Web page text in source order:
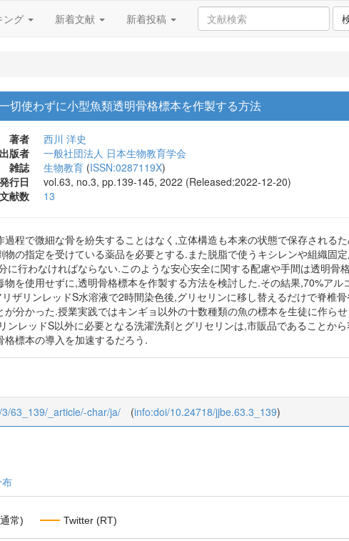
ング 新着文献 新着投稿
切使わずに小型魚類透明骨格標本を作製する方法
著者
西川 洋史
出版者
一般社団法人 日本生物教育学会
雑誌
生物教育 (ISSN:0287119X)
行日
vol.63, no.3, pp.139-145, 2022 (Released:2022-12-20)
献数
13
過程で微細な骨を紛失することはなく,立体構造も本来の状態で保存される
物の指定を受けている薬品を必要とする.また脱脂で使うキシレンや組織固
に行わなければならない.このような安心安全に関する配慮や手間は透明骨
物を使用せずに,透明骨格標本を作製する方法を検討した.その結果,70%ア
ザリンレッドS水溶液で2時間染色後,グリセリンに移し替えるだけで脊椎
が分かった.授業実践ではキンギョ以外の十数種類の魚の標本を生徒に作ら
ンレッドS以外に必要となる洗濯洗剤とグリセリンは,市販品であることか
格標本の導入を加速するだろう.
63_139/_article/-char/ja/ (info:doi/10.24718/jjbe.63.3_139)
常) Twitter (RT)